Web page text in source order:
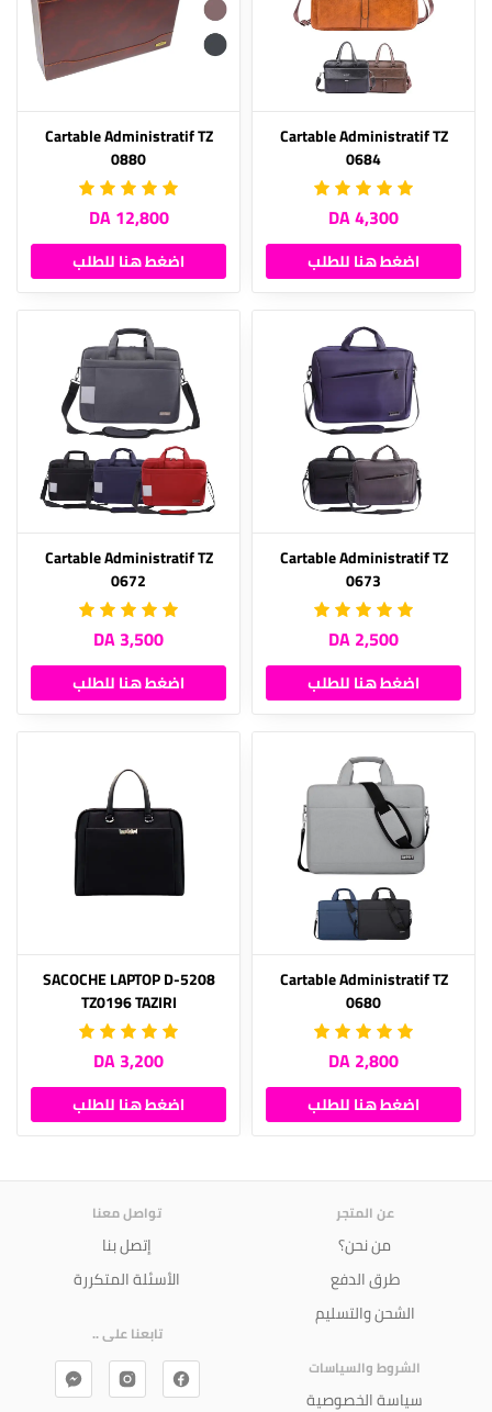
Cartable Administratif TZ
0684
4,300 DA
اضغط هنا للطلب
Cartable Administratif TZ
0880
12,800 DA
اضغط هنا للطلب
Cartable Administratif TZ
0673
2,500 DA
اضغط هنا للطلب
Cartable Administratif TZ
0672
3,500 DA
اضغط هنا للطلب
Cartable Administratif TZ
0680
2,800 DA
اضغط هنا للطلب
SACOCHE LAPTOP D-5208
TZ0196 TAZIRI
3,200 DA
اضغط هنا للطلب
عن المتجر
من نحن؟
طرق الدفع
الشحن والتسليم
الشروط والسياسات
سياسة الخصوصية
تواصل معنا
إتصل بنا
الأسئلة المتكررة
تابعنا على ..